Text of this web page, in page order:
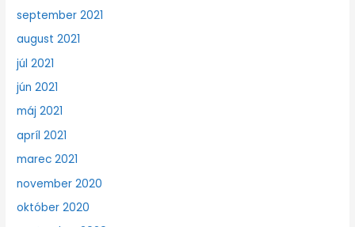
september 2021
august 2021
júl 2021
jún 2021
máj 2021
apríl 2021
marec 2021
november 2020
október 2020